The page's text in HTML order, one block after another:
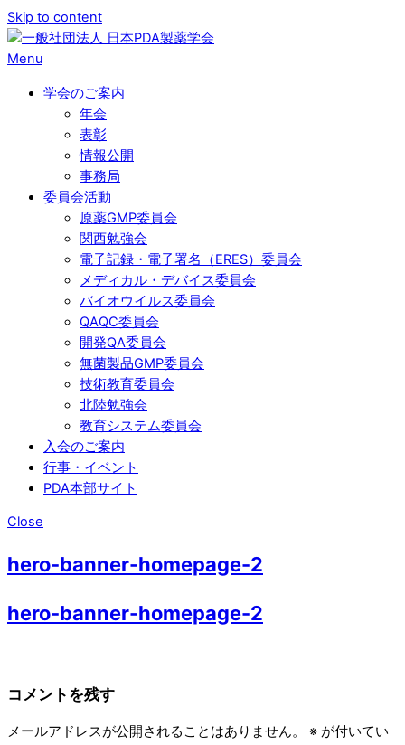
Skip to content
Menu
学会のご案内
年会
表彰
情報公開
事務局
委員会活動
原薬GMP委員会
関西勉強会
電子記録・電子署名（ERES）委員会
メディカル・デバイス委員会
バイオウイルス委員会
QAQC委員会
開発QA委員会
無菌製品GMP委員会
技術教育委員会
北陸勉強会
教育システム委員会
入会のご案内
行事・イベント
PDA本部サイト
Close
hero-banner-homepage-2
hero-banner-homepage-2
コメントを残す
メールアドレスが公開されることはありません。 ※ が付いてい